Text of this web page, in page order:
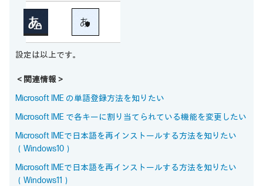
設定は以上です。
＜関連情報＞
Microsoft IME の単語登録方法を知りたい
Microsoft IME で各キーに割り当てられている機能を変更したい
Microsoft IMEで日本語を再インストールする方法を知りたい
（Windows10）
Microsoft IMEで日本語を再インストールする方法を知りたい
（Windows11）